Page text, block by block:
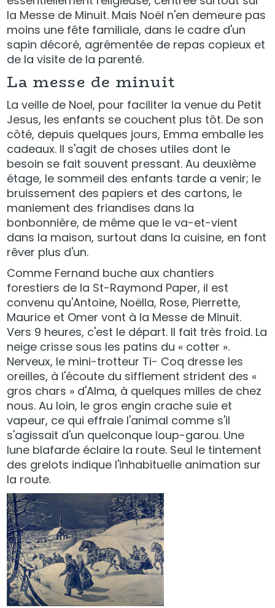
la Messe de Minuit. Mais Noël n'en demeure pas
moins une fête familiale, dans le cadre d'un
sapin décoré, agrémentée de repas copieux et
de la visite de la parenté.
La messe de minuit
La veille de Noel, pour faciliter la venue du Petit
Jesus, les enfants se couchent plus tôt. De son
côté, depuis quelques jours, Emma emballe les
cadeaux. Il s'agit de choses utiles dont le
besoin se fait souvent pressant. Au deuxième
étage, le sommeil des enfants tarde a venir; le
bruissement des papiers et des cartons, le
maniement des friandises dans la
bonbonnière, de même que le va-et-vient
dans la maison, surtout dans la cuisine, en font
rêver plus d'un.
Comme Fernand buche aux chantiers
forestiers de la St-Raymond Paper, il est
convenu qu'Antoine, Noëlla, Rose, Pierrette,
Maurice et Omer vont à la Messe de Minuit.
Vers 9 heures, c'est le départ. Il fait très froid. La
neige crisse sous les patins du « cotter ».
Nerveux, le mini-trotteur Ti- Coq dresse les
oreilles, à l'écoute du sifflement strident des «
gros chars » d'Alma, à quelques milles de chez
nous. Au loin, le gros engin crache suie et
vapeur, ce qui effraie l'animal comme s'il
s'agissait d'un quelconque loup-garou. Une
lune blafarde éclaire la route. Seul le tintement
des grelots indique l'inhabituelle animation sur
la route.